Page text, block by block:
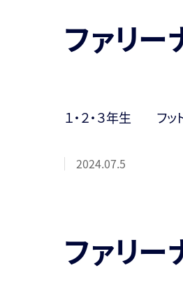
ファリ
１・２・３年生 フッ
2024.07.5
ファリ